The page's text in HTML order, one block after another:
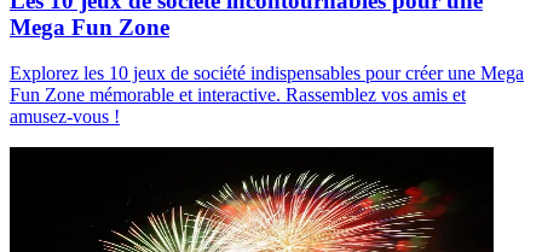
Mega Fun Zone
Explorez les 10 jeux de société indispensables pour créer une Mega
Fun Zone mémorable et interactive. Rassemblez vos amis et
amusez-vous !